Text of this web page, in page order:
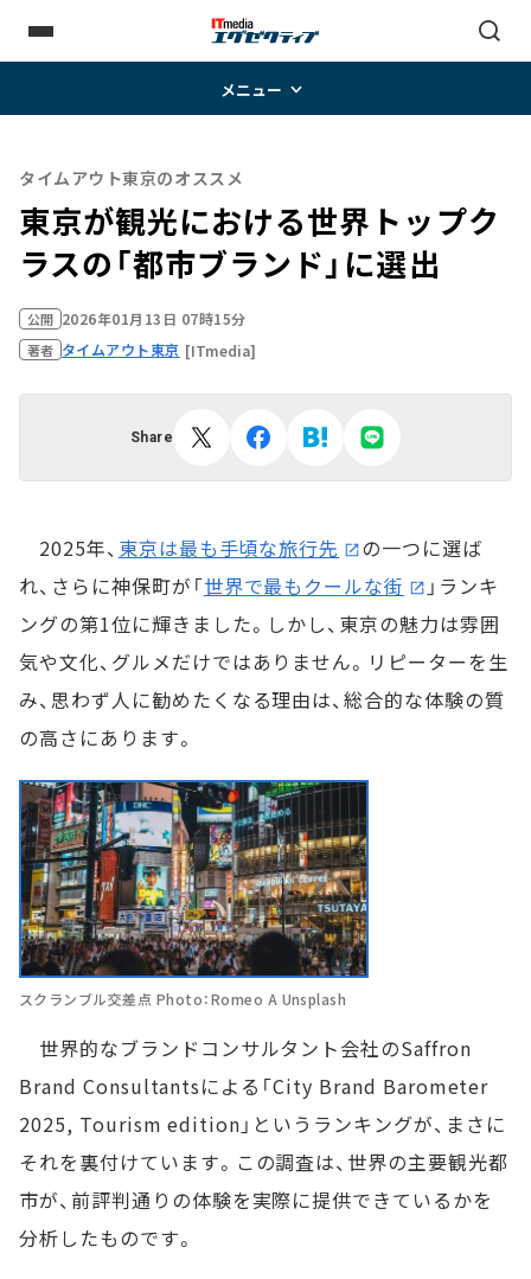
メニュー
タイムアウト東京のオススメ
東京が観光における世界トップク
ラスの「都市ブランド」に選出
公開 2026年01月13日 07時15分
著者 タイムアウト東京 [ITmedia]
Share
2025年、 東京は最も手頃な旅行先
の一つに選ば
れ、さらに神保町が「世界で最もクールな街
」ランキ
ングの第1位に輝きました。しかし、東京の魅力は雰囲
気や文化、グルメだけではありません。リピーターを生
み、思わず人に勧めたくなる理由は、総合的な体験の質
の高さにあります。
スクランブル交差点 Photo：Romeo A Unsplash
世界的なブランドコンサルタント会社のSaffron
Brand Consultantsによる「City Brand Barometer
2025, Tourism edition」というランキングが、まさに
それを裏付けています。この調査は、世界の主要観光都
市が、前評判通りの体験を実際に提供できているかを
分析したものです。